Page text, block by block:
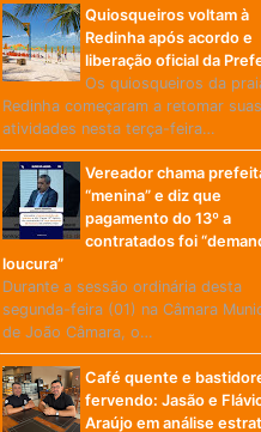
Quiosqueiros voltam à
Redinha após acordo e
liberação oficial da
Os quiosqueiros da
Redinha começaram a retomar suas
atividades nesta terça-feira…
Vereador chama
“menina” e diz que
pagamento do 13º a
contratados foi
loucura”
Durante a sessão ordinária desta
segunda-feira (01) na Câmara
de João Câmara, o…
Café quente e
fervendo: Jasão e
Araújo em análise